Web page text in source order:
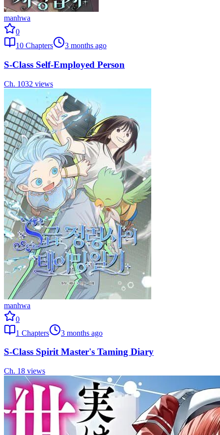
manhwa
0
10 Chapters 3 months ago
S-Class Self-Employed Person
Ch. 1032 views
manhwa
0
1 Chapters 3 months ago
S-Class Spirit Master's Taming Diary
Ch. 18 views